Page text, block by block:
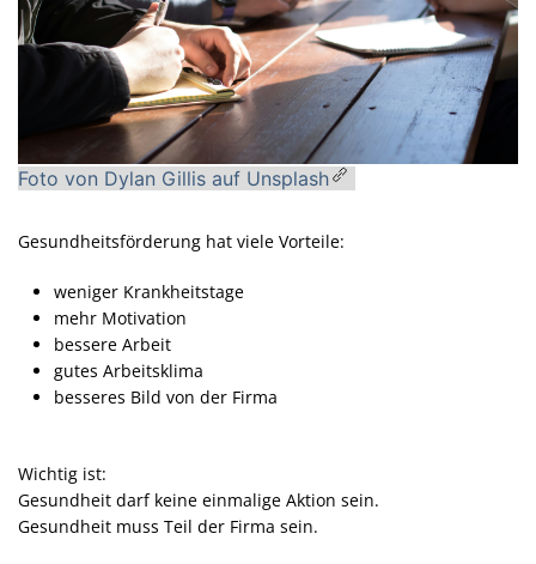
Foto von Dylan Gillis auf Unsplash
Gesundheitsförderung hat viele Vorteile:
weniger Krankheitstage
mehr Motivation
bessere Arbeit
gutes Arbeitsklima
besseres Bild von der Firma
Wichtig ist:
Gesundheit darf keine einmalige Aktion sein.
Gesundheit muss Teil der Firma sein.